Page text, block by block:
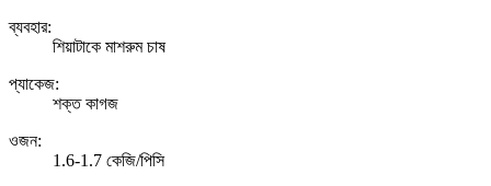
ব্যবহার:
শিয়াটাকে মাশরুম চাষ
প্যাকেজ:
শক্ত কাগজ
ওজন:
1.6-1.7 কেজি/পিসি